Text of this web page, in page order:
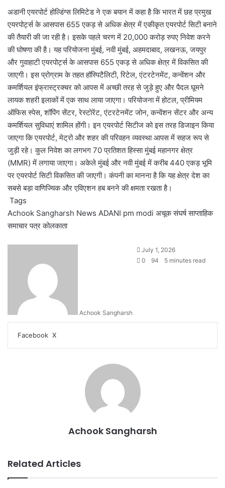
अडानी एयरपोर्ट होल्डिंग्स लिमिटेड ने एक बयान में कहा है कि भारत में छह प्रमुख
एयरपोर्ट्स के आसपास 655 एकड़ से अधिक क्षेत्र में एकीकृत एयरपोर्ट सिटी बनाने
की तैयारी की जा रही है। इसके पहले चरण में 20,000 करोड़ रुपए निवेश करने
की घोषणा की है। यह परियोजना मुंबई, नवी मुंबई, अहमदाबाद, लखनऊ, जयपुर
और गुवाहाटी एयरपोर्ट्स के आसपास 655 एकड़ से अधिक क्षेत्र में विकसित की
जाएगी। इस प्रोग्राम के तहत हॉस्पिटैलिटी, रिटेल, एंटरटेनमेंट, कन्वेंशन और
कमर्शियल इंफ्रास्ट्रक्चर को आपस में अच्छी तरह से जुड़े हुए और पैदल घूमने
लायक शहरी इलाकों में एक साथ लाया जाएगा। परियोजना में होटल, प्रीमियम
ऑफिस स्पेस, शॉपिंग सेंटर, रेस्टोरेंट, एंटरटेनमेंट जोन, कन्वेंशन सेंटर और अन्य
कमर्शियल सुविधाएं शामिल होंगी। इन एयरपोर्ट सिटीज को इस तरह डिजाइन किया
जाएगा कि एयरपोर्ट, मेट्रो और शहर की परिवहन व्यवस्था आपस में सहज रूप से
जुड़ी रहे। कुल निवेश का लगभग 70 प्रतिशत हिस्सा मुंबई महानगर क्षेत्र
(MMR) में लगाया जाएगा। अकेले मुंबई और नवी मुंबई में करीब 440 एकड़ भूमि
पर एयरपोर्ट सिटी विकसित की जाएगी। कंपनी का मानना है कि यह क्षेत्र देश का
सबसे बड़ा वाणिज्यिक और एविएशन हब बनने की क्षमता रखता है।
Tags
Achook Sangharsh News ADANI pm modi अचूक संघर्ष साप्ताहिक
समाचार पत्र कोलकाता
Achook Sangharsh
July 1, 2026
0
94 5 minutes read
Facebook X
Achook Sangharsh
Related Articles